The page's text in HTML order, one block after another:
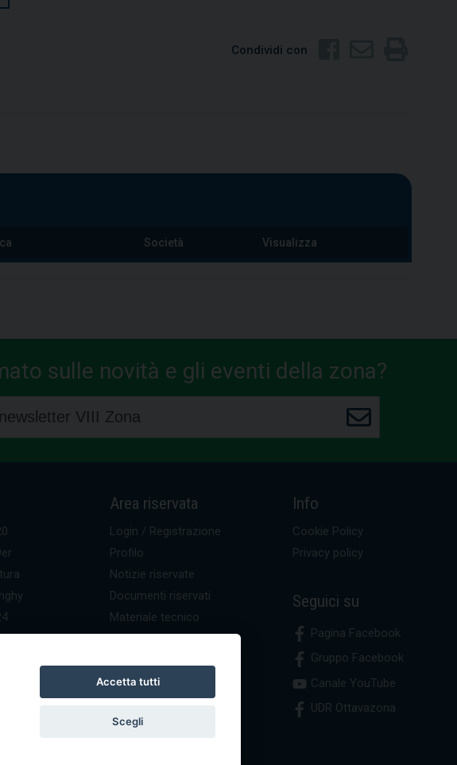
Condividi con
Società Visualizza
sulle novità e gli eventi della zona?
altura
Area riservata
Login / Registrazione
Profilo
Notizie riservate
Documenti riservati
Materiale tecnico
Info
Cookie Policy
Privacy policy
Seguici su
Pagina Facebook
Gruppo Facebook
Canale YouTube
UDR Ottavazona
Accetta tutti
Scegli